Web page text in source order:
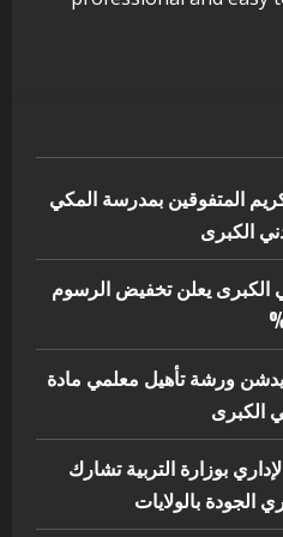
تشارك الملتقي التنسيقي
المتفوقين بمدرسة المكي
الكبرى
الكبرى يعلن تخفيض الرسوم
يدشن ورشة تأهيل معلمي مادة
الكبرى
بوزارة التربية تشارك
الجودة بالولايات